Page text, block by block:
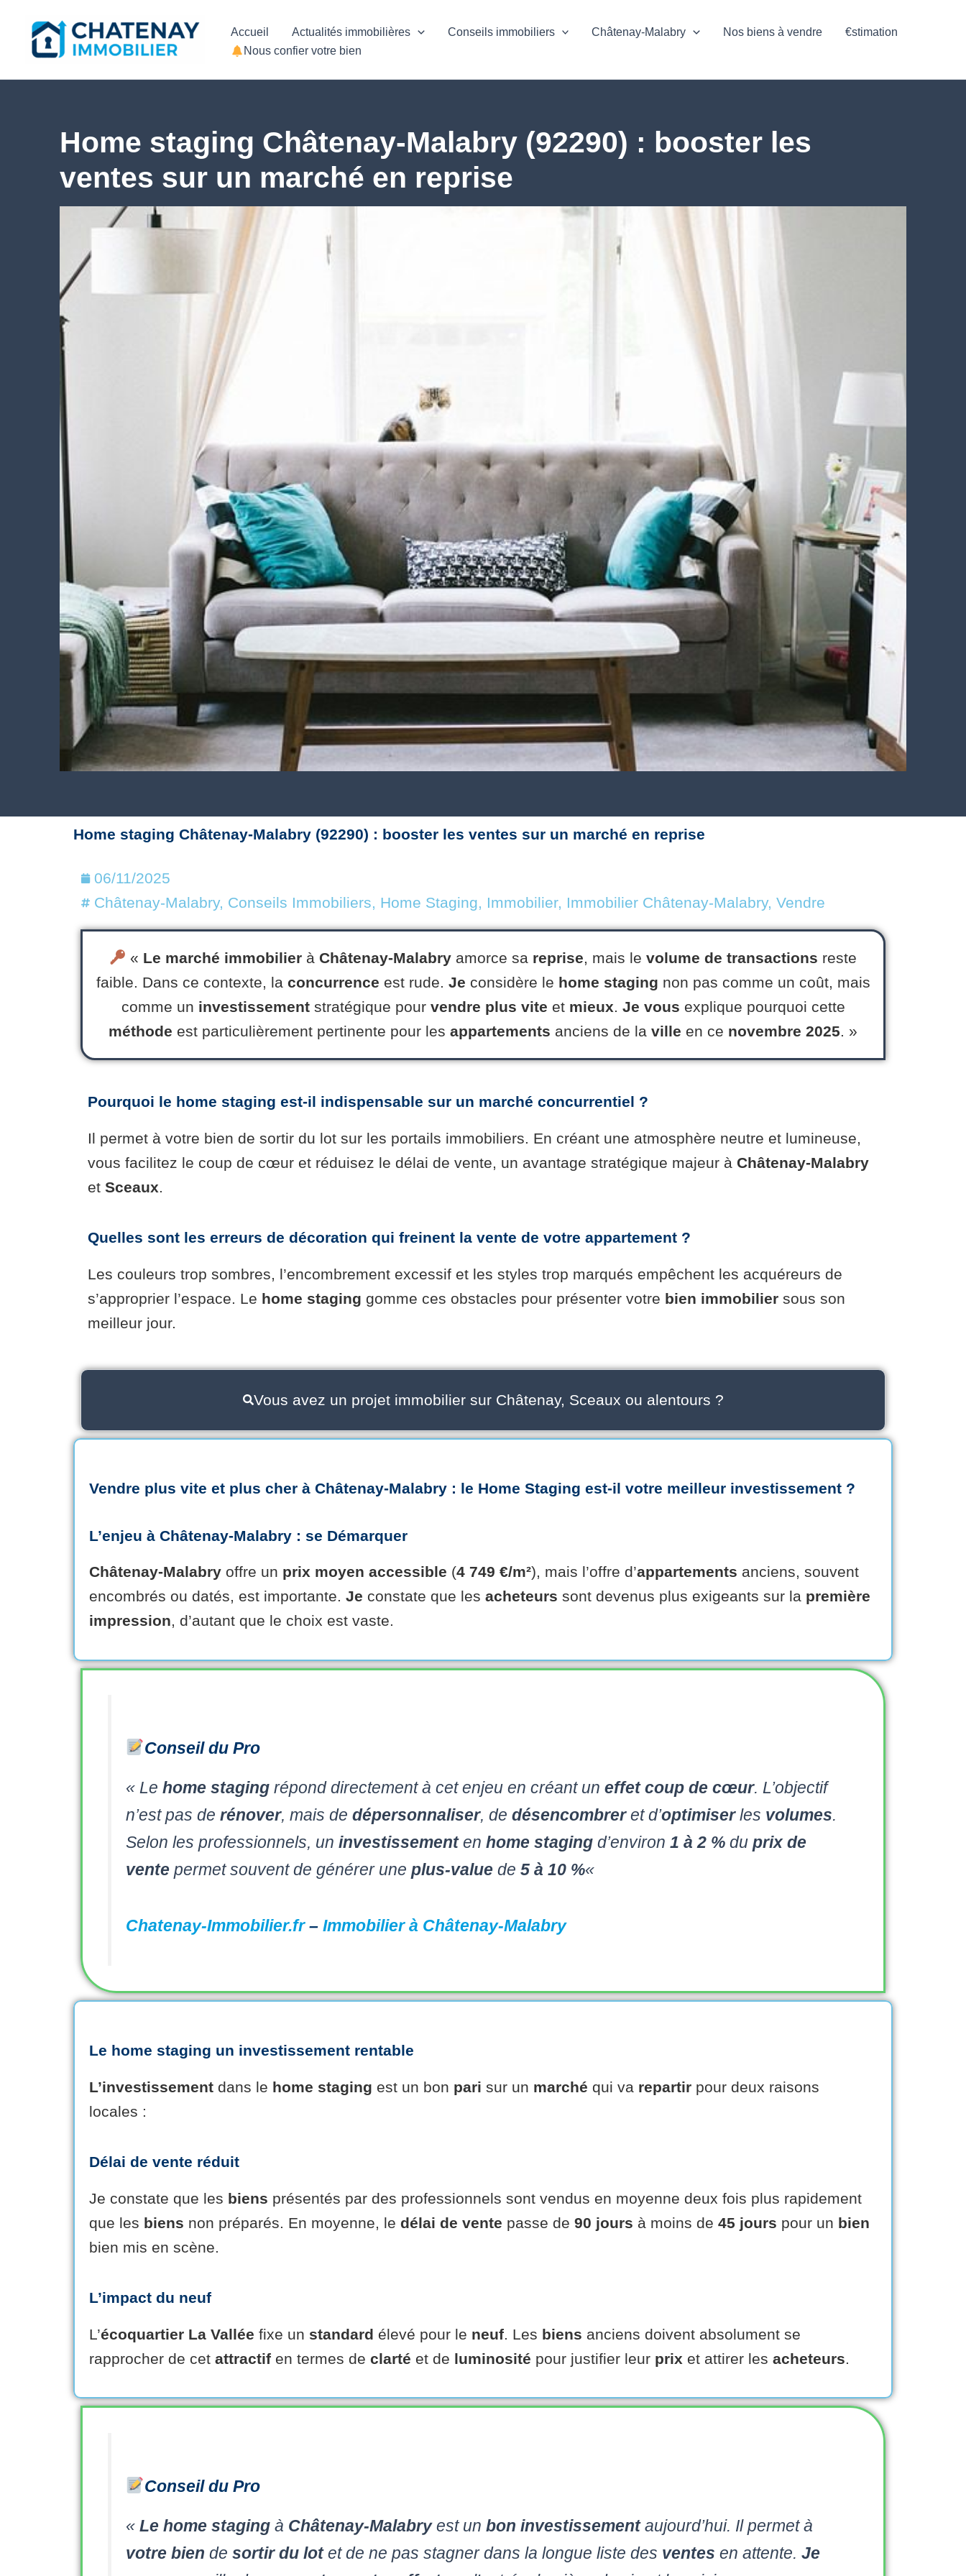
contenu
Accueil Actualités immobilières Conseils immobiliers Châtenay-Malabry Nos biens à vendre
€stimation
Nous confier votre bien
Home staging Châtenay-Malabry (92290) : booster les
ventes sur un marché en reprise
Home staging Châtenay-Malabry (92290) : booster les ventes sur un marché en reprise
06/11/2025
Châtenay-Malabry, Conseils Immobiliers, Home Staging, Immobilier, Immobilier Châtenay-Malabry, Vendre
« Le marché immobilier à Châtenay-Malabry amorce sa reprise, mais levolume de transactions reste
faible. Dans ce contexte, la concurrence est rude. Je considère le home staging non pas comme un coût, mais
comme un investissementstratégique pour vendre plus vite et mieux. Je vous explique pourquoi cette
méthode est particulièrement pertinente pour les appartements anciens de la ville en ce novembre 2025. »
Pourquoi le home staging est-il indispensable sur un marché concurrentiel ?
Il permet à votre bien de sortir du lot sur les portails immobiliers. En créant une atmosphère neutre et lumineuse,
vous facilitez le coup de cœur et réduisez le délai de vente, un avantage stratégique majeur à Châtenay-Malabry
et Sceaux.
Quelles sont les erreurs de décoration qui freinent la vente de votre appartement ?
Les couleurs trop sombres, l’encombrement excessif et les styles trop marqués empêchent les acquéreurs de
s’approprier l’espace. Le home staging gomme ces obstacles pour présenter votre bien immobilier sous son
meilleur jour.
Vous avez un projet immobilier sur Châtenay, Sceaux ou alentours ?
Vendre plus vite et plus cher à Châtenay-Malabry : le Home Staging est-il votre meilleur investissement ?
L’enjeu à Châtenay-Malabry : se Démarquer
Châtenay-Malabry offre un prix moyen accessible (4 749 €/m²), mais l’offre d’appartements anciens, souvent
encombrés ou datés, est importante. Je constate que les acheteurs sont devenus plus exigeants sur la première
impression, d’autant que le choix est vaste.
Conseil du Pro
« Le home stagingrépond directement à cet enjeu en créant un effet coup de cœur. L’objectif
n’est pas de rénover, mais de dépersonnaliser, de désencombreret d’optimiserles volumes.
Selon les professionnels, un investissementen home stagingd’environ 1 à 2 %du prix de
ventepermet souvent de générer une plus-valuede 5 à 10 %«
Chatenay-Immobilier.fr– Immobilier à Châtenay-Malabry
Le home staging un investissement rentable
L’investissement dans le home staging est un bon pari sur un marché qui va repartir pour deux raisons
locales :
Délai de vente réduit
Je constate que les biens présentés par des professionnels sont vendus en moyenne deux fois plus rapidement
que les biens non préparés. En moyenne, le délai de vente passe de 90 jours à moins de 45 jours pour un bien
bien mis en scène.
L’impact du neuf
L’écoquartier La Vallée fixe un standard élevé pour le neuf. Les biens anciens doivent absolument se
rapprocher de cet attractif en termes de clarté et de luminosité pour justifier leur prix et attirer les acheteurs.
Conseil du Pro
« Le home stagingà Châtenay-Malabryest un bon investissementaujourd’hui. Il permet à
votre bien de sortir du lotet de ne pas stagner dans la longue liste des ventes en attente. Je